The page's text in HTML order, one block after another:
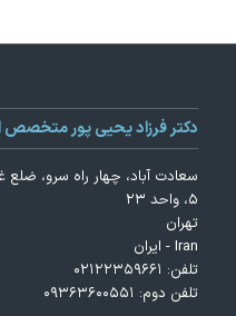
دکتر فرزاد یحیی پور متخصص
سعادت آباد، چهار راه سرو، ضلع
۵، واحد ۲۳
تهران
Iran - ایران
تلفن: ۰۲۱۲۲۳۵۹۶۶۱
تلفن دوم: ۰۹۳۶۳۶۰۰۵۵۱